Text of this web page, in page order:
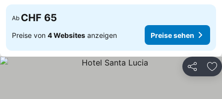
Ab CHF 65
Preise von 4 Websites anzeigen Preise sehen
Teilen